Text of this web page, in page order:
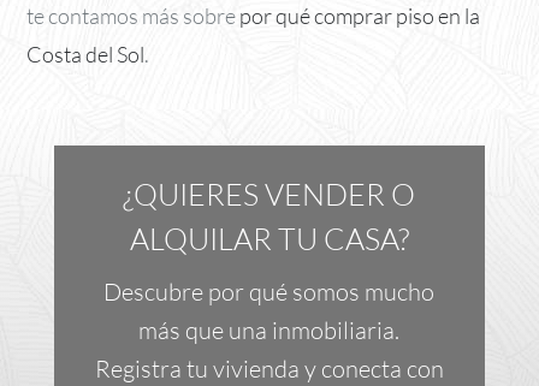
te contamos más sobrepor qué comprar piso en la
Costa del Sol.
¿QUIERES VENDER O
ALQUILAR TU CASA?
Descubre por qué somos mucho
más que una inmobiliaria.
Registra tu vivienda y conecta con